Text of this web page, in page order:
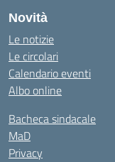
Novità
Le notizie
Le circolari
Calendario eventi
Albo online
Bacheca sindacale
MaD
Privacy